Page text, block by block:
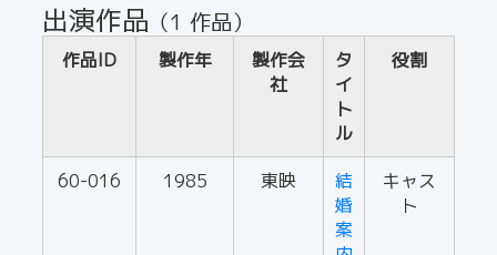
出演作品 （1 作品）
作品ID 製作年
製作会
社
タ
イ
ト
ル
役割
60-016 1985 東映
結
婚
案
キャス
ト